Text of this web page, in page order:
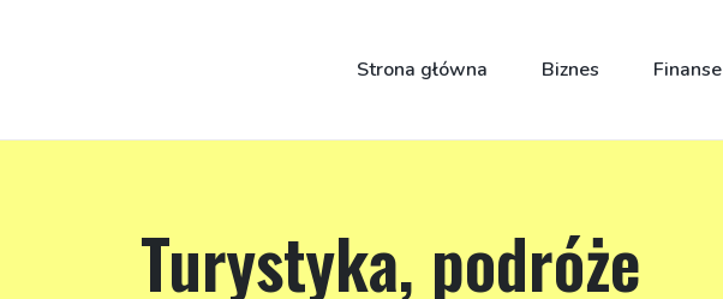
Strona główna Biznes Finanse
Turystyka, podróże